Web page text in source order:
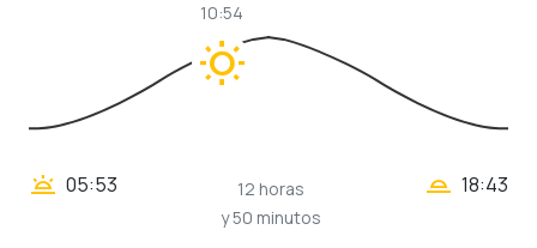
wb_sunny
10:54
wb_twilight 05:53
12 horas
y 50 minutos
wb_twilight_2 18:43